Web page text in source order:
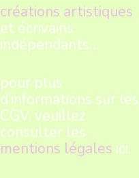
créations artistiques
et écrivains
indépendants…
pour plus
d’informations sur les
CGV, veuillez
consulter les
mentions légales ici.